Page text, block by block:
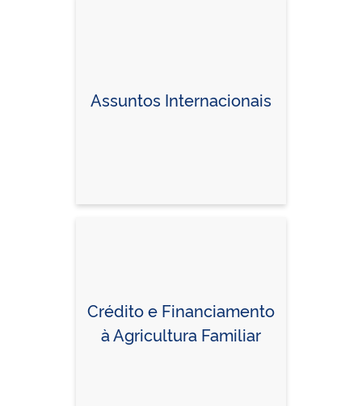
Assuntos Internacionais
Crédito e Financiamento
à Agricultura Familiar